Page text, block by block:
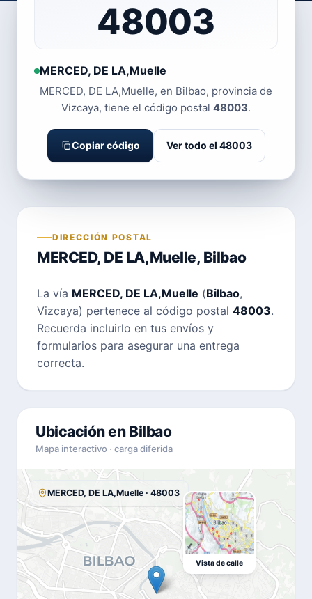
48003
MERCED, DE LA,Muelle
MERCED, DE LA,Muelle, en Bilbao, provincia de
Vizcaya, tiene el código postal 48003.
Copiar código Ver todo el 48003
DIRECCIÓN POSTAL
MERCED, DE LA,Muelle, Bilbao
La vía MERCED, DE LA,Muelle (Bilbao,
Vizcaya) pertenece al código postal 48003.
Recuerda incluirlo en tus envíos y
formularios para asegurar una entrega
correcta.
Ubicación en Bilbao
Mapa interactivo · carga diferida
MERCED, DE LA,Muelle · 48003
Vista de calle